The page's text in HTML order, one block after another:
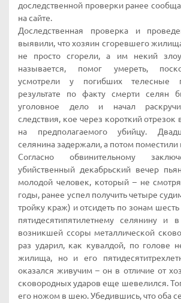
доследственной проверки ранее
на сайте.
Доследственная проверка и
выявили, что хозяин сгоревшего
не просто сгорели, а им некий
называется, помог умереть,
усмотрели у погибших телесные
результате по факту смерти селян
уголовное дело и начал
следствия, кое через короткий
на предполагаемого убийцу.
селянина задержали, а потом
Согласно обвинительному
убийственный декабрьский вечер
молодой человек, который – не
годы, ранее успел получить четыре
тройку краж) и отсидеть по зонам
пятидесятипятилетнему селянину и
возникшей ссоры металлической
раз ударил, как кувалдой, по голове
жилища, но и его
оказался живучим – он в отличие от
сковородных ударов еще шевелился.
его ножом в шею. Убедившись, что оба